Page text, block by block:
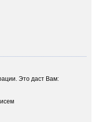
Это даст Вам: